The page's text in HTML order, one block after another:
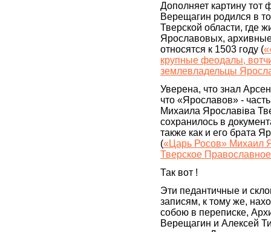
Дополняет картину тот
Верещагин родился в
Тверской области, где
Ярославовых,
относятся к 1503 году (
крупные феодалы,
землевладельцы
Уверена, что знал
что «Ярославов» -
Михаила Ярославiва
сохранилось в
также как и его брата
(«Царь Росов» Михаил
Тверское
Так вот !
Эти педантичные и
записям, к тому же,
собою в переписке,
Верещагин и Алексей